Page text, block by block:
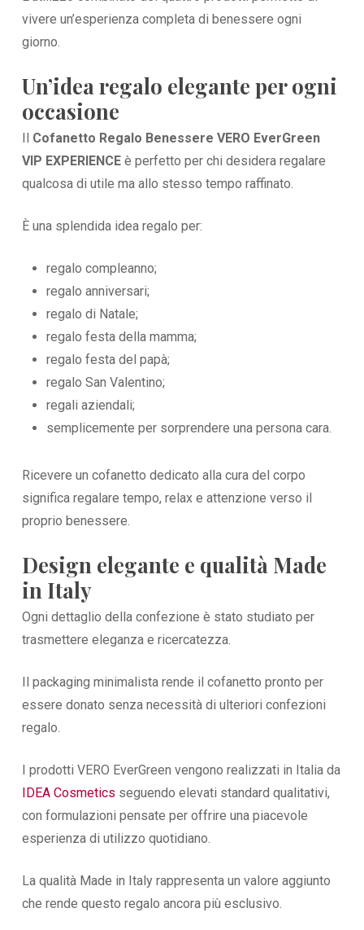
vivere un’esperienza completa di benessere ogni
giorno.
Un’idea regalo elegante per ogni
occasione
Il Cofanetto Regalo Benessere VERO EverGreen
VIP EXPERIENCEè perfetto per chi desidera regalare
qualcosa di utile ma allo stesso tempo raffinato.
È una splendida idea regalo per:
regalo compleanno;
regalo anniversari;
regalo di Natale;
regalo festa della mamma;
regalo festa del papà;
regalo San Valentino;
regali aziendali;
semplicemente per sorprendere una persona cara.
Ricevere un cofanetto dedicato alla cura del corpo
significa regalare tempo, relax e attenzione verso il
proprio benessere.
Design elegante e qualità Made
in Italy
Ogni dettaglio della confezione è stato studiato per
trasmettere eleganza e ricercatezza.
Il packaging minimalista rende il cofanetto pronto per
essere donato senza necessità di ulteriori confezioni
regalo.
I prodotti VERO EverGreen vengono realizzati in Italia da
IDEA Cosmetics seguendo elevati standard qualitativi,
con formulazioni pensate per offrire una piacevole
esperienza di utilizzo quotidiano.
La qualità Made in Italy rappresenta un valore aggiunto
che rende questo regalo ancora più esclusivo.